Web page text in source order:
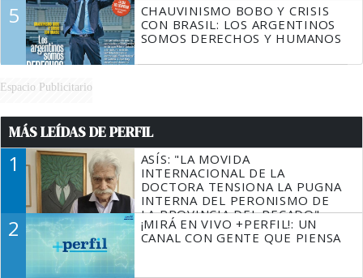
5
CHAUVINISMO BOBO Y CRISIS
CON BRASIL: LOS ARGENTINOS
SOMOS DERECHOS Y HUMANOS
Espacio Publicitario
MÁS LEÍDAS DE PERFIL
1
ASÍS: "LA MOVIDA
INTERNACIONAL DE LA
DOCTORA TENSIONA LA PUGNA
INTERNA DEL PERONISMO DE
LA PROVINCIA DEL PECADO"
2
¡MIRÁ EN VIVO +PERFIL!: UN
CANAL CON GENTE QUE PIENSA